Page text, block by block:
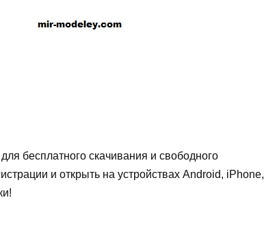
бесплатного скачивания и свободного
и открыть на устройствах Android, iPhone,